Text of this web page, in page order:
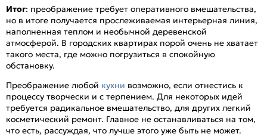
Итог: преображение требует оперативного вмешательства,
но в итоге получается прослеживаемая интерьерная линия,
наполненная теплом и необычной деревенской
атмосферой. В городских квартирах порой очень не хватает
такого места, где можно погрузиться в спокойную
обстановку.
Преображение любой кухни возможно, если отнестись к
процессу творчески и с терпением. Для некоторых идей
требуется радикальное вмешательство, для других легкий
косметический ремонт. Главное не останавливаться на том,
что есть, рассуждая, что лучше этого уже быть не может.